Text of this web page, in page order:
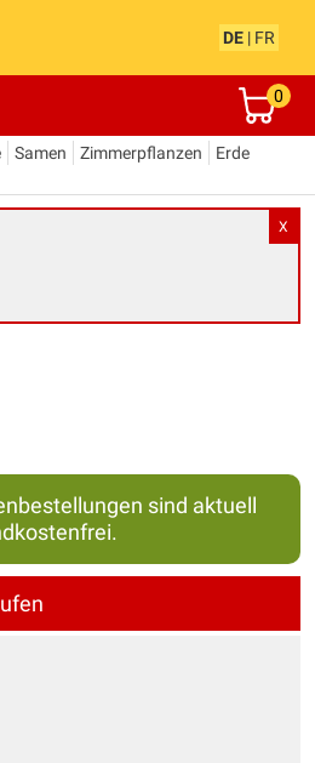
DE | FR
0
Samen Zimmerpflanzen
Erde
X
sind aktuell